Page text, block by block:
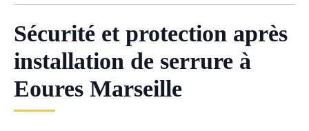
Sécurité et protection après
installation de serrure à
Eoures Marseille